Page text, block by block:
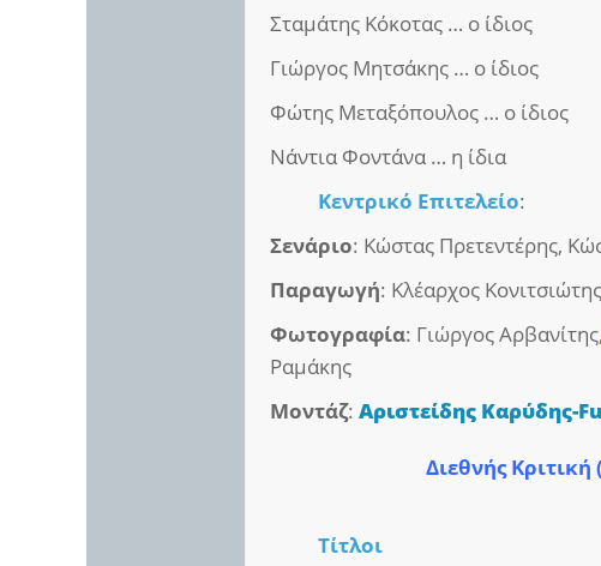
Σταμάτης Κόκοτας … ο ίδιος
Γιώργος Μητσάκης … ο ίδιος
Φώτης Μεταξόπουλος … ο ίδιος
Νάντια Φοντάνα … η ίδια
Κεντρικό Επιτελείο:
Σενάριο: Κώστας Πρετεντέρης,
Παραγωγή: Κλέαρχος Κονιτσιώτης
Φωτογραφία: Γιώργος
Ραμάκης
Μοντάζ:Αριστείδης Καρύδης-
Διεθνής Κριτική
Τίτλοι